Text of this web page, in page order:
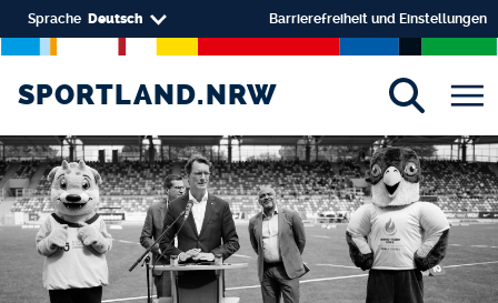
Direkt zum Inhalt
Select your language
Sprache Deutsch Barrierefreiheit und Einstellungen
SPORTLAND.NRW
SPORTLAND.NRW